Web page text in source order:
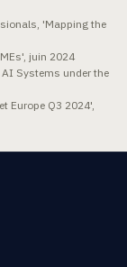
'Mapping the
juin 2024
Systems under the
Europe Q3 2024',